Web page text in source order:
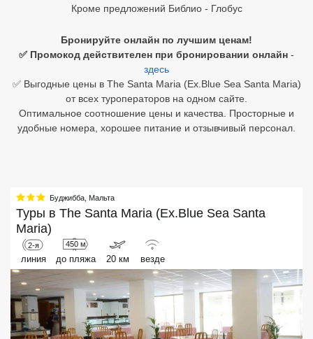
Кроме предложений Библио - Глобус
Бронируйте онлайн по лучшим ценам!
✅ Промокод действителен при бронировании онлайн -
здесь
✅ Выгодные цены в The Santa Maria (Ex.Blue Sea Santa Maria)
от всех туроператоров на одном сайте.
Оптимальное соотношение цены и качества. Просторные и
удобные номера, хорошее питание и отзывчивый персонал.
Буджибба, Мальта
Туры в The Santa Maria (Ex.Blue Sea Santa
Maria)
2-я
линия
450 м
до пляжа 20 км везде
Куба
Шри Ланка
Бали
Северный Гоа
Южный Гоа
Занзибар
Абхазия
Большой Сочи
Кав Мин Воды